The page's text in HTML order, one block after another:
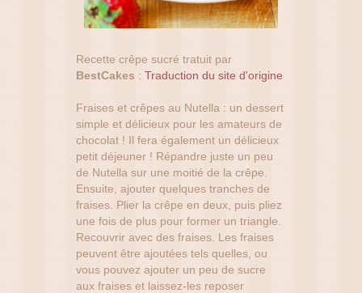
Recette crêpe sucré tratuit par
BestCakes : Traduction du site d'origine
Fraises et crêpes au Nutella : un dessert
simple et délicieux pour les amateurs de
chocolat ! Il fera également un délicieux
petit déjeuner ! Répandre juste un peu
de Nutella sur une moitié de la crêpe.
Ensuite, ajouter quelques tranches de
fraises. Plier la crêpe en deux, puis pliez
une fois de plus pour former un triangle.
Recouvrir avec des fraises. Les fraises
peuvent être ajoutées tels quelles, ou
vous pouvez ajouter un peu de sucre
aux fraises et laissez-les reposer